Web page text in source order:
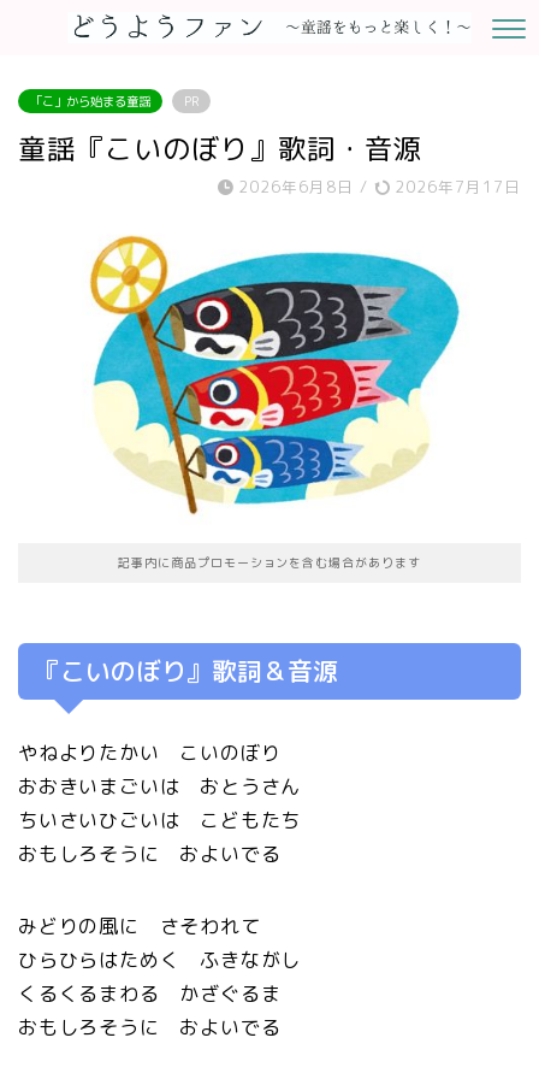
「こ」から始まる童謡 PR
童謡『こいのぼり』歌詞・音源
2026年6月8日 / 2026年7月17日
記事内に商品プロモーションを含む場合があります
『こいのぼり』歌詞＆音源
やねよりたかい こいのぼり
おおきいまごいは おとうさん
ちいさいひごいは こどもたち
おもしろそうに およいでる
みどりの風に さそわれて
ひらひらはためく ふきながし
くるくるまわる かざぐるま
おもしろそうに およいでる